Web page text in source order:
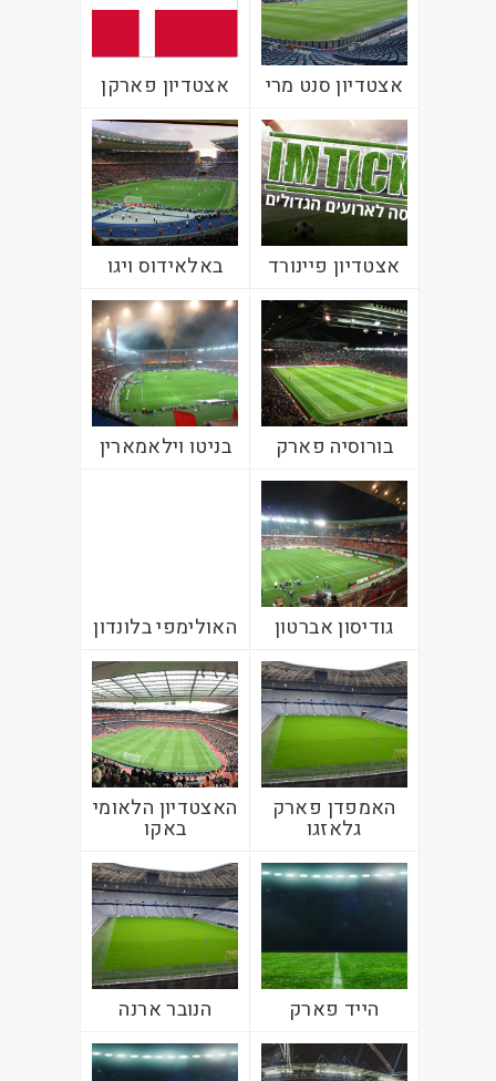
אצטדיון סנט מרי אצטדיון פארקן
אצטדיון פיינורד באלאידוס ויגו
בורוסיה פארק בניטו וילאמארין
גודיסון אברטון האולימפי בלונדון
האמפדן פארק
גלאזגו
האצטדיון הלאומי
באקו
הייד פארק הנובר ארנה